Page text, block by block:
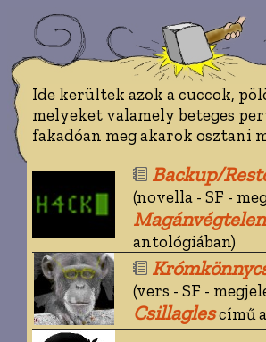
Ide kerültek azok a cuccok,
melyeket valamely beteges
fakadóan meg akarok osztani
Backup/
(novella - SF -
Magánvégtelen
antológiában)
(vers - SF -
Csillaglescímű